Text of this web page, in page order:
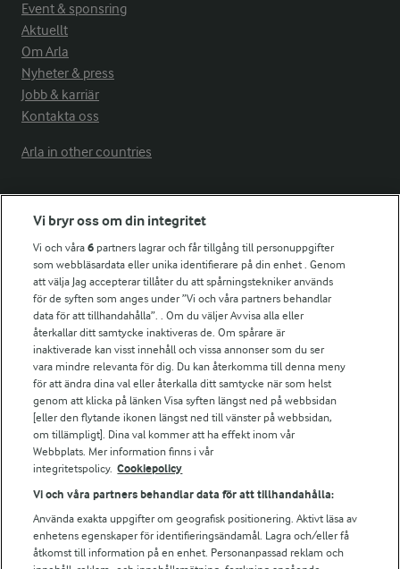
Event & sponsring
Aktuellt
Om Arla
Nyheter & press
Jobb & karriär
Kontakta oss
Arla in other countries
Fler Arlasajter
För ägare
Arlas kundportal
Arla.com
Falbygdens Ost
Arla webbshop
Bildbank
Följ oss
Vi bryr oss om din integritet
Vi och våra6 partners lagrar och får tillgång till personuppgifter
som webbläsardata eller unika identifierare på din enhet . Genom
att välja Jag accepterar tillåter du att spårningstekniker används
för de syften som anges under ”Vi och våra partners behandlar
data för att tillhandahålla”. . Om du väljer Avvisa alla eller
återkallar ditt samtycke inaktiveras de. Om spårare är
inaktiverade kan visst innehåll och vissa annonser som du ser
vara mindre relevanta för dig. Du kan återkomma till denna meny
för att ändra dina val eller återkalla ditt samtycke när som helst
genom att klicka på länken Visa syften längst ned på webbsidan
[eller den flytande ikonen längst ned till vänster på webbsidan,
om tillämpligt]. Dina val kommer att ha effekt inom vår
Webbplats. Mer information finns i vår
integritetspolicy. Cookiepolicy
Vi och våra partners behandlar data för att tillhandahålla:
Använda exakta uppgifter om geografisk positionering. Aktivt läsa av
enhetens egenskaper för identifieringsändamål. Lagra och/eller få
åtkomst till information på en enhet. Personanpassad reklam och